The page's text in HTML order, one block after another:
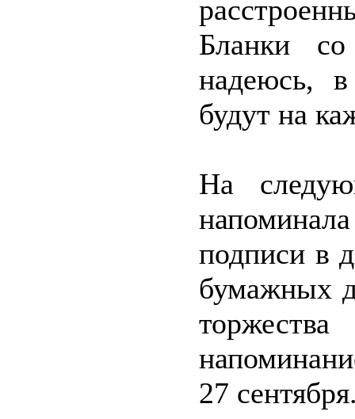
Бланки
надеюсь,
будут на
На
подписи в
бумажных
27